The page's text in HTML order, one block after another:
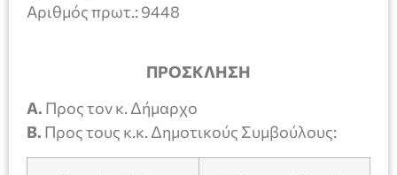
Αριθμός πρωτ.: 9448
ΠΡΟΣΚΛΗΣΗ
Α. Προς τον κ. Δήμαρχο
Β. Προς τους κ.κ. Δημοτικούς Συμβούλους: